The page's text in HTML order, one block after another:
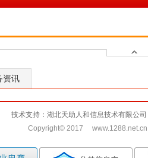
资讯
技术支持：湖北天助人和信息技术有限公
Copyright© 2017